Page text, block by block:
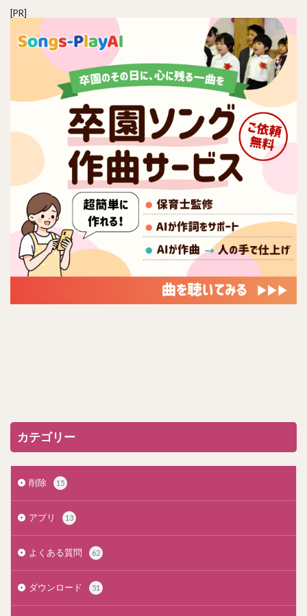
[PR]
カテゴリー
削除 15
アプリ 13
よくある質問 62
ダウンロード 51